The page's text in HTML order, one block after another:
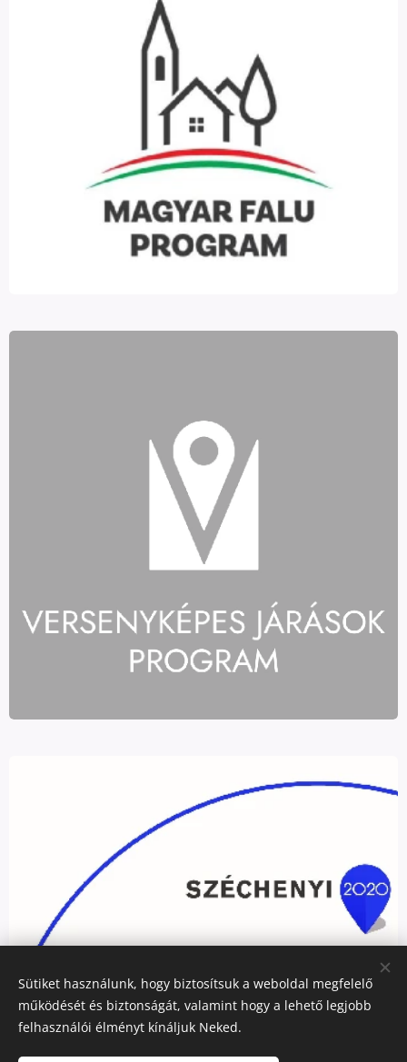
Sütiket használunk, hogy biztosítsuk a weboldal megfelelő
működését és biztonságát, valamint hogy a lehető legjobb
felhasználói élményt kínáljuk Neked.